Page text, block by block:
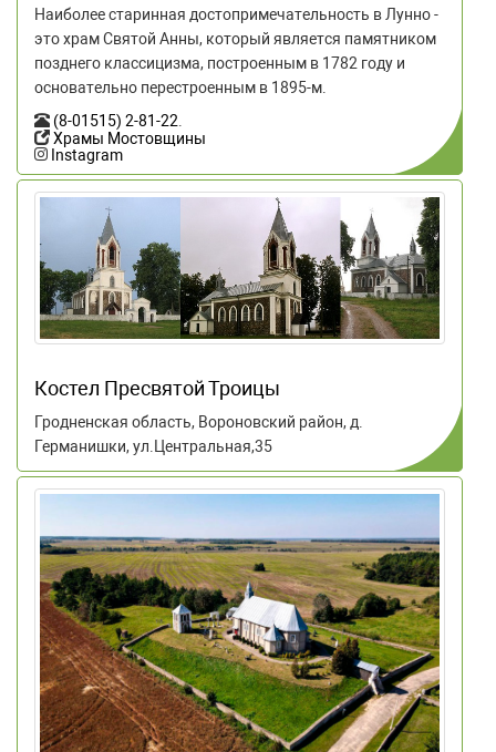
Наиболее старинная достопримечательность в Лунно -
это храм Святой Анны, который является памятником
позднего классицизма, построенным в 1782 году и
основательно перестроенным в 1895-м.
(8-01515) 2-81-22
Храмы Мостовщины
Instagram
Костел Пресвятой Троицы
Гродненская область, Вороновский район, д.
Германишки, ул.Центральная,35